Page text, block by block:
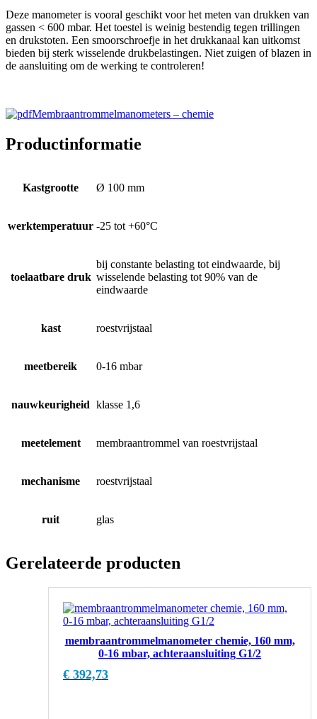
Deze manometer is vooral geschikt voor het meten van drukken van
gassen < 600 mbar. Het toestel is weinig bestendig tegen trillingen
en drukstoten. Een smoorschroefje in het drukkanaal kan uitkomst
bieden bij sterk wisselende drukbelastingen. Niet zuigen of blazen in
de aansluiting om de werking te controleren!
Membraantrommelmanometers – chemie
Productinformatie
Kastgrootte Ø 100 mm
werktemperatuur -25 tot +60°C
toelaatbare druk
bij constante belasting tot eindwaarde, bij
wisselende belasting tot 90% van de
eindwaarde
kast roestvrijstaal
meetbereik 0-16 mbar
nauwkeurigheid klasse 1,6
meetelement membraantrommel van roestvrijstaal
mechanisme roestvrijstaal
ruit glas
Gerelateerde producten
membraantrommelmanometer chemie, 160 mm,
0-16 mbar, achteraansluiting G1/2
€ 392,73